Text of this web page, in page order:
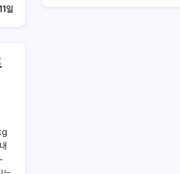
일